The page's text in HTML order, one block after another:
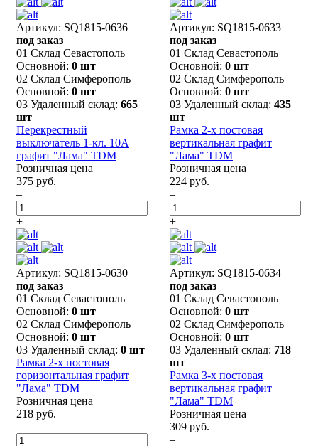
Артикул: SQ1815-0636
под заказ
01 Склад Севастополь
Основной: 0 шт
02 Склад Симферополь
Основной: 0 шт
03 Удаленный склад: 665
шт
Перекрестный
выключатель 1-кл. 10А
графит "Лама" TDM
Розничная цена
375 руб.
–
+
Артикул: SQ1815-0633
под заказ
01 Склад Севастополь
Основной: 0 шт
02 Склад Симферополь
Основной: 0 шт
03 Удаленный склад: 435
шт
Рамка 2-х постовая
вертикальная графит
"Лама" TDM
Розничная цена
224 руб.
–
+
Артикул: SQ1815-0630
под заказ
01 Склад Севастополь
Основной: 0 шт
02 Склад Симферополь
Основной: 0 шт
03 Удаленный склад: 0 шт
Рамка 2-х постовая
горизонтальная графит
"Лама" TDM
Розничная цена
218 руб.
–
Артикул: SQ1815-0634
под заказ
01 Склад Севастополь
Основной: 0 шт
02 Склад Симферополь
Основной: 0 шт
03 Удаленный склад: 718
шт
Рамка 3-х постовая
вертикальная графит
"Лама" TDM
Розничная цена
309 руб.
–